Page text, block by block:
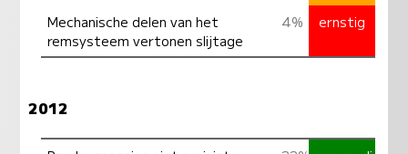
Mechanische delen van het
remsysteem vertonen slijtage
4% ernstig
2012